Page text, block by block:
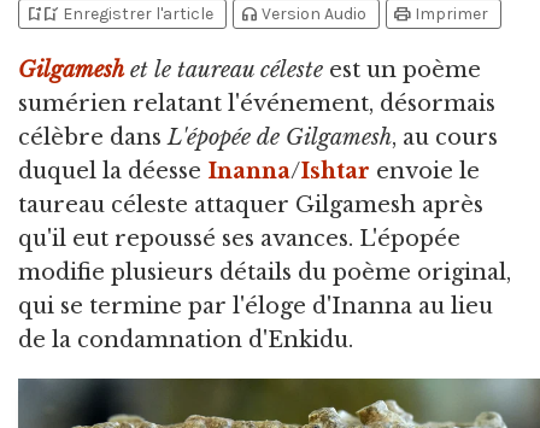
bookmark_addbookmark_added Enregistrer l'article headphones Version Audio print Imprimer
Gilgameshet le taureau céleste est un poème
sumérien relatant l'événement, désormais
célèbre dansL'épopée de Gilgamesh, au cours
duquel la déesse Inanna/Ishtar envoie le
taureau céleste attaquer Gilgamesh après
qu'il eut repoussé ses avances. L'épopée
modifie plusieurs détails du poème original,
qui se termine par l'éloge d'Inanna au lieu
de la condamnation d'Enkidu.